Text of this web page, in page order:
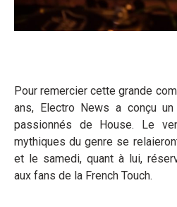
Pour remercier cette grande
ans, Electro News a conçu
passionnés de House. Le
mythiques du genre se
et le samedi, quant à lui,
aux fans de la French Touch.